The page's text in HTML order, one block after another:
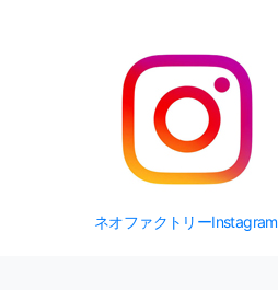
ネオファクトリーInstagram